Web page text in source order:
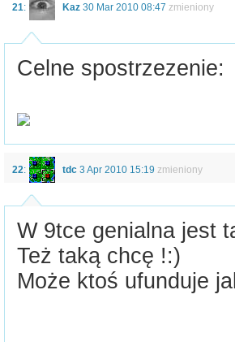
21: Kaz 30 Mar 2010 08:47 zmieniony
Celne spostrzezenie:
22: tdc 3 Apr 2010 15:19 zmieniony
W 9tce genialna jest
Też taką chcę !:)
Może ktoś ufunduje